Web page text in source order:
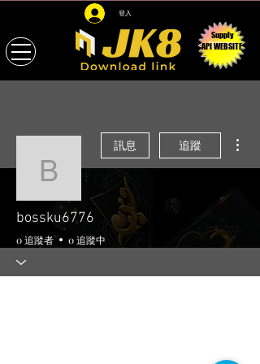
登入
Supply
API WEBSITE
bossku6776
訊息 追蹤
bossku6776
0 追蹤者 0 追蹤中